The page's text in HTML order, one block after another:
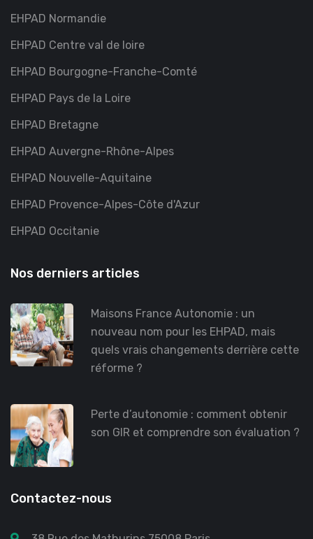
EHPAD Normandie
EHPAD Centre val de loire
EHPAD Bourgogne-Franche-Comté
EHPAD Pays de la Loire
EHPAD Bretagne
EHPAD Auvergne-Rhône-Alpes
EHPAD Nouvelle-Aquitaine
EHPAD Provence-Alpes-Côte d'Azur
EHPAD Occitanie
Nos derniers articles
Maisons France Autonomie : un
nouveau nom pour les EHPAD, mais
quels vrais changements derrière cette
réforme ?
Perte d’autonomie : comment obtenir
son GIR et comprendre son évaluation ?
Contactez-nous